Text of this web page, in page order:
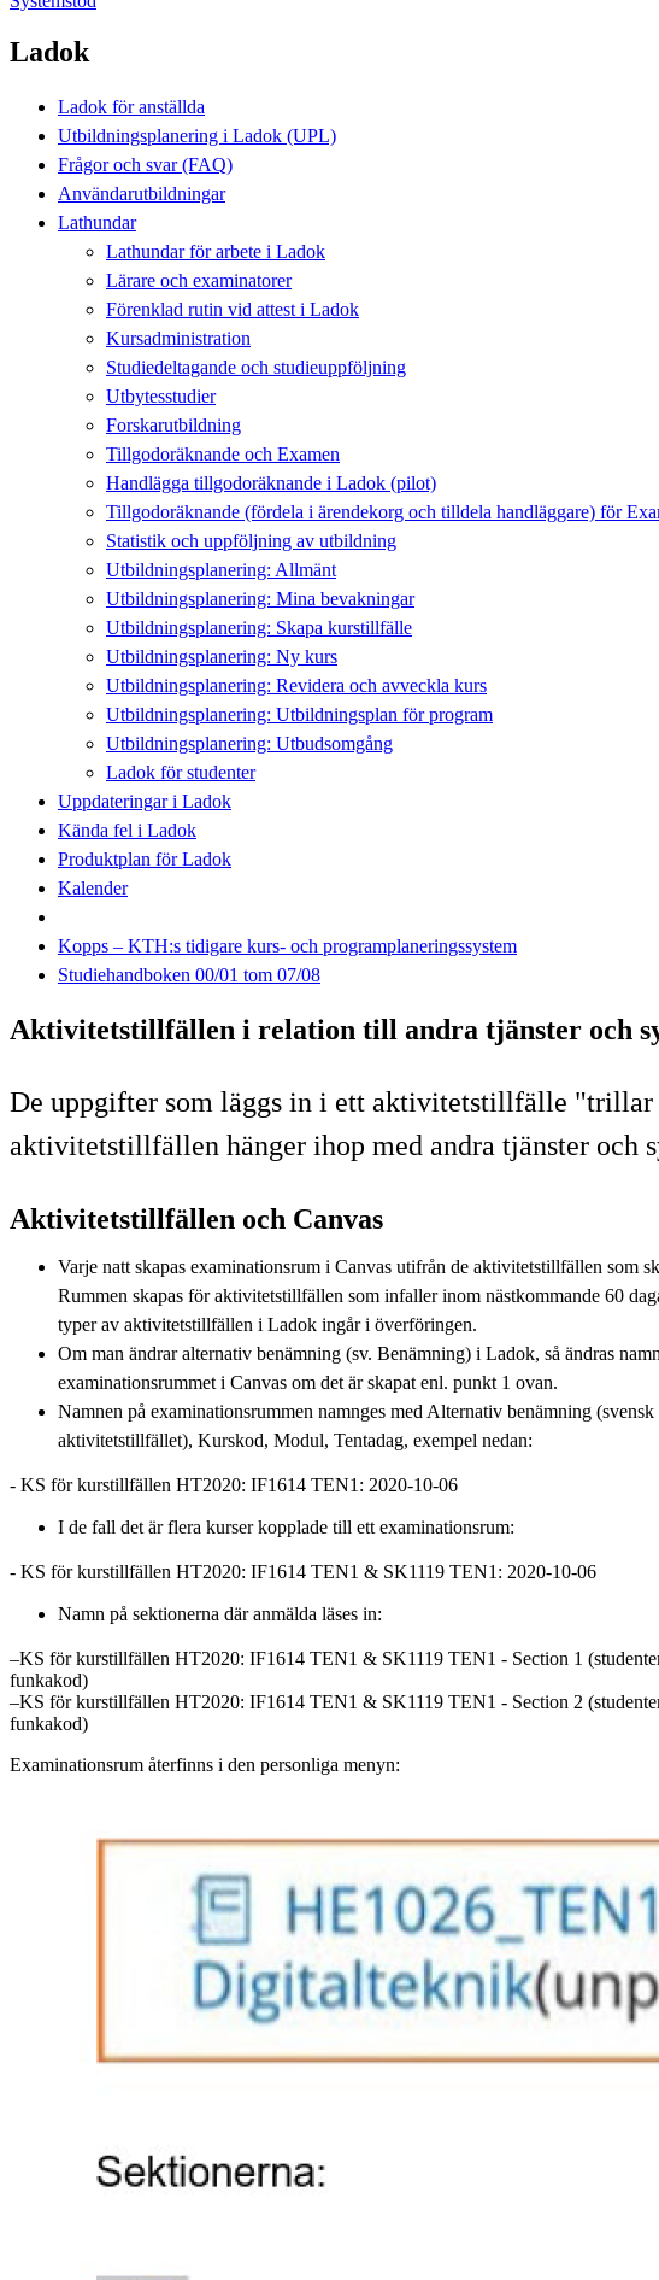
Ladok
Ladok för anställda
Utbildningsplanering i Ladok (UPL)
Frågor och svar (FAQ)
Användarutbildningar
Lathundar
Lathundar för arbete i Ladok
Lärare och examinatorer
Förenklad rutin vid attest i Ladok
Kursadministration
Studiedeltagande och studieuppföljning
Utbytesstudier
Forskarutbildning
Tillgodoräknande och Examen
Handlägga tillgodoräknande i Ladok (pilot)
Tillgodoräknande (fördela i ärendekorg och tilldela handläggare) för
Statistik och uppföljning av utbildning
Utbildningsplanering: Allmänt
Utbildningsplanering: Mina bevakningar
Utbildningsplanering: Skapa kurstillfälle
Utbildningsplanering: Ny kurs
Utbildningsplanering: Revidera och avveckla kurs
Utbildningsplanering: Utbildningsplan för program
Utbildningsplanering: Utbudsomgång
Ladok för studenter
Uppdateringar i Ladok
Kända fel i Ladok
Produktplan för Ladok
Kalender
Kopps – KTH:s tidigare kurs- och programplaneringssystem
Studiehandboken 00/01 tom 07/08
Aktivitetstillfällen i relation till andra tjänster och
De uppgifter som läggs in i ett aktivitetstillfälle "trillar
aktivitetstillfällen hänger ihop med andra tjänster och
Aktivitetstillfällen och Canvas
Varje natt skapas examinationsrum i Canvas utifrån de aktivitetstillfällen som
Rummen skapas för aktivitetstillfällen som infaller inom nästkommande 60
typer av aktivitetstillfällen i Ladok ingår i överföringen.
Om man ändrar alternativ benämning (sv. Benämning) i Ladok, så ändras
examinationsrummet i Canvas om det är skapat enl. punkt 1 ovan.
Namnen på examinationsrummen namnges med Alternativ benämning (svensk
aktivitetstillfället), Kurskod, Modul, Tentadag, exempel nedan:
- KS för kurstillfällen HT2020: IF1614 TEN1: 2020-10-06
I de fall det är flera kurser kopplade till ett examinationsrum:
- KS för kurstillfällen HT2020: IF1614 TEN1 & SK1119 TEN1: 2020-10-06
Namn på sektionerna där anmälda läses in:
‒KS för kurstillfällen HT2020: IF1614 TEN1 & SK1119 TEN1 - Section 1
funkakod)
‒KS för kurstillfällen HT2020: IF1614 TEN1 & SK1119 TEN1 - Section 2
funkakod)
Examinationsrum återfinns i den personliga menyn: